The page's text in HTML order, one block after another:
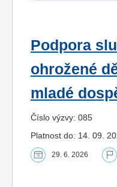
Podpora
ohrožené
mladé
Číslo výzvy: 085
Platnost do: 14. 09.
29. 6. 2026